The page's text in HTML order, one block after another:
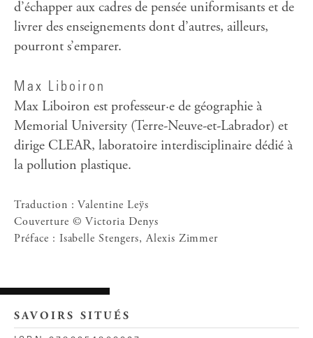
d’échapper aux cadres de pensée uniformisants et de
livrer des enseignements dont d’autres, ailleurs,
pourront s’emparer.
Max Liboiron
Max Liboiron est professeur·e de géographie à
Memorial University (Terre-Neuve-et-Labrador) et
dirige CLEAR, laboratoire interdisciplinaire dédié à
la pollution plastique.
Traduction : Valentine Leÿs
Couverture © Victoria Denys
Préface : Isabelle Stengers, Alexis Zimmer
SAVOIRS SITUÉS